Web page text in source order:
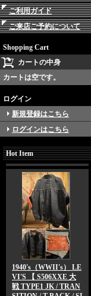
ご利用ガイド
ご来店ご予約について
Shopping Cart
カートの中身
カートは空です。
ログイン
新規登録はこちら
ログインはこちら
Hot Item
1940's（WWII's） LE
VI'S 【 S506XXE 大
戦 TYPE1 JK / TRAN